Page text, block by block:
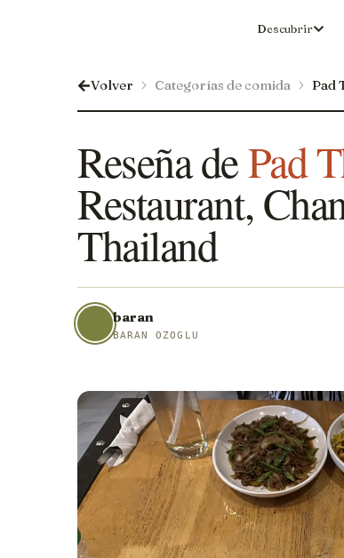
Descubrir
Volver Categorías de comida Pad
Reseña dePad
Restaurant,
Thailand
baran
BARAN OZOGLU